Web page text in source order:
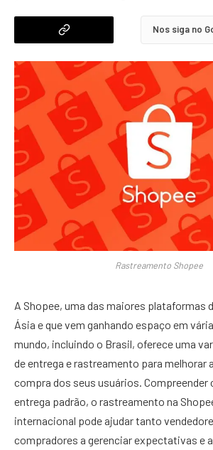
Nos siga no
Rastreamento Shopee
A Shopee, uma das maiores plataformas
Ásia e que vem ganhando espaço em
mundo, incluindo o Brasil, oferece uma
de entrega e rastreamento para melhorar
compra dos seus usuários. Compreender
entrega padrão, o rastreamento na
internacional pode ajudar tanto
compradores a gerenciar expectativas e